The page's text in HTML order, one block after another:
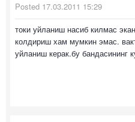
Posted 17.03.2011 15:29
токи уйланиш насиб килмас
колдириш хам мумкин эмас.
уйланиш керак.бу бандасининг